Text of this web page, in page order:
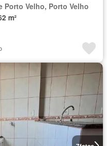
Porto Velho, Porto Velho
m²